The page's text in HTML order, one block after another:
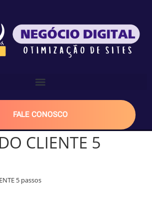
FALE CONOSCO
CLIENTE​ 5
5 passos